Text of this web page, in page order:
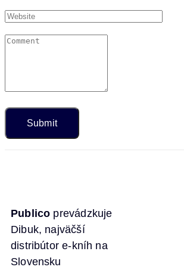
Publico prevádzkuje
Dibuk, najväčší
distribútor e-kníh na
Slovensku